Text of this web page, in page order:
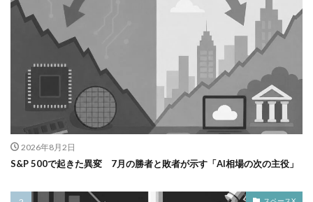
2026年8月2日
S&P 500で起きた異変 7月の勝者と敗者が示す「AI相場の次の主役」